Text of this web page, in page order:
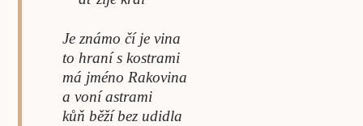
Je známo čí je vina
to hraní s kostrami
má jméno Rakovina
a voní astrami
kůň běží bez udidla